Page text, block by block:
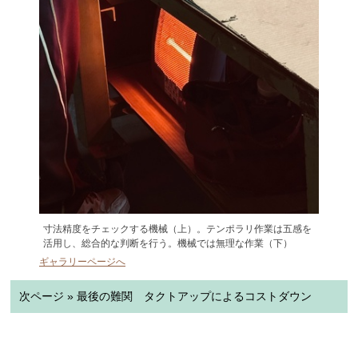
寸法精度をチェックする機械（上）。テンポラリ作業は五感を
活用し、総合的な判断を行う。機械では無理な作業（下）
ギャラリーページへ
次ページ » 最後の難関 タクトアップによるコストダウン